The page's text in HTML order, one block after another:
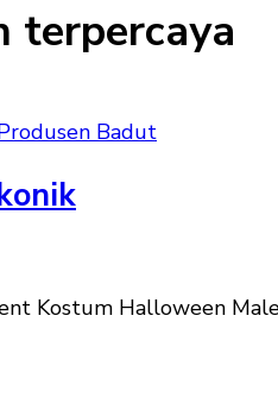
terpercaya
Badut
Kostum Halloween